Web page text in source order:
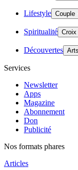
Lifestyle Couple
Spiritualité Croix
Découvertes Arts
Services
Newsletter
Apps
Magazine
Abonnement
Don
Publicité
Nos formats phares
Articles